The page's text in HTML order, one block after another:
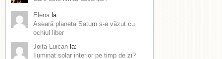
Elena la:
Aseară planeta Saturn s-a văzut cu
ochiul liber
Joita Luican la:
Iluminat solar interior pe timp de zi?